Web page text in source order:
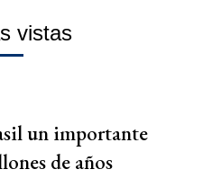
vistas
un importante
de años